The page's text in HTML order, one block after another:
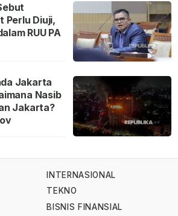
Perlu Diuji,
RUU PA
Jakarta
Nasib
Jakarta?
INTERNASIONAL
TEKNO
BISNIS FINANSIAL